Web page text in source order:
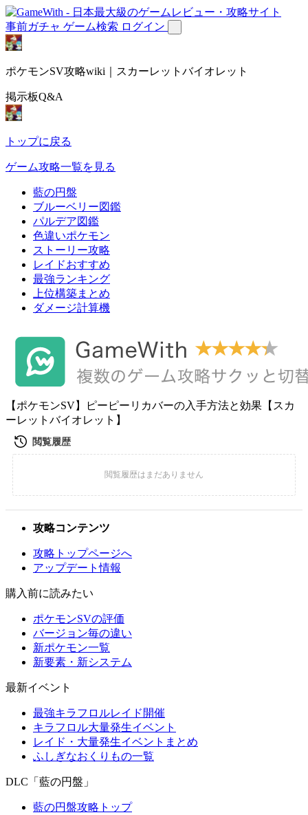
事前ガチャ ゲーム検索 ログイン
ポケモンSV攻略wiki｜スカーレットバイオレット
掲示板Q&A
トップに戻る
ゲーム攻略一覧を見る
藍の円盤
ブルーベリー図鑑
パルデア図鑑
色違いポケモン
ストーリー攻略
レイドおすすめ
最強ランキング
上位構築まとめ
ダメージ計算機
【ポケモンSV】ピーピーリカバーの入手方法と効果【スカ
ーレットバイオレット】
攻略コンテンツ
攻略トップページへ
アップデート情報
購入前に読みたい
ポケモンSVの評価
バージョン毎の違い
新ポケモン一覧
新要素・新システム
最新イベント
最強キラフロルレイド開催
キラフロル大量発生イベント
レイド・大量発生イベントまとめ
ふしぎなおくりもの一覧
DLC「藍の円盤」
藍の円盤攻略トップ